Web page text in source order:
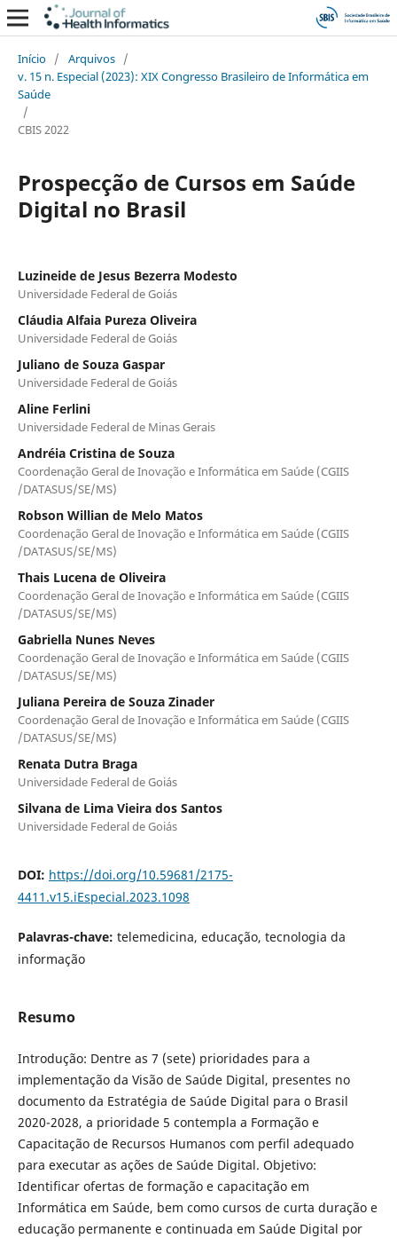
Início / Arquivos /
v. 15 n. Especial (2023): XIX Congresso Brasileiro de Informática em
Saúde
/
CBIS 2022
Prospecção de Cursos em Saúde
Digital no Brasil
Luzineide de Jesus Bezerra Modesto
Universidade Federal de Goiás
Cláudia Alfaia Pureza Oliveira
Universidade Federal de Goiás
Juliano de Souza Gaspar
Universidade Federal de Goiás
Aline Ferlini
Universidade Federal de Minas Gerais
Andréia Cristina de Souza
Coordenação Geral de Inovação e Informática em Saúde (CGIIS
/DATASUS/SE/MS)
Robson Willian de Melo Matos
Coordenação Geral de Inovação e Informática em Saúde (CGIIS
/DATASUS/SE/MS)
Thais Lucena de Oliveira
Coordenação Geral de Inovação e Informática em Saúde (CGIIS
/DATASUS/SE/MS)
Gabriella Nunes Neves
Coordenação Geral de Inovação e Informática em Saúde (CGIIS
/DATASUS/SE/MS)
Juliana Pereira de Souza Zinader
Coordenação Geral de Inovação e Informática em Saúde (CGIIS
/DATASUS/SE/MS)
Renata Dutra Braga
Universidade Federal de Goiás
Silvana de Lima Vieira dos Santos
Universidade Federal de Goiás
DOI: https://doi.org/10.59681/2175-
4411.v15.iEspecial.2023.1098
Palavras-chave: telemedicina, educação, tecnologia da
informação
Resumo
Introdução: Dentre as 7 (sete) prioridades para a
implementação da Visão de Saúde Digital, presentes no
documento da Estratégia de Saúde Digital para o Brasil
2020-2028, a prioridade 5 contempla a Formação e
Capacitação de Recursos Humanos com perfil adequado
para executar as ações de Saúde Digital. Objetivo:
Identificar ofertas de formação e capacitação em
Informática em Saúde, bem como cursos de curta duração e
educação permanente e continuada em Saúde Digital por